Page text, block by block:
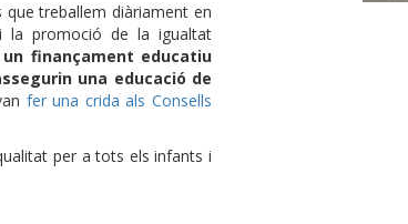
que treballem diàriament en
la promoció de la igualtat
un finançament educatiu
una educació de
fer una crida als Consells
per a tots els infants i